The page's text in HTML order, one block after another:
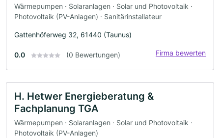
Wärmepumpen · Solaranlagen · Solar und Photovoltaik ·
Photovoltaik (PV-Anlagen) · Sanitärinstallateur
Gattenhöferweg 32, 61440 (Taunus)
0.0 (0 Bewertungen) Firma bewerten
H. Hetwer Energieberatung &
Fachplanung TGA
Wärmepumpen · Solaranlagen · Solar und Photovoltaik ·
Photovoltaik (PV-Anlagen)